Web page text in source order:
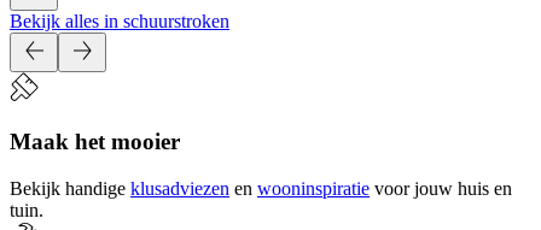
Bekijk alles in schuurstroken
Maak het mooier
Bekijk handige klusadviezen en wooninspiratie voor jouw huis en
tuin.